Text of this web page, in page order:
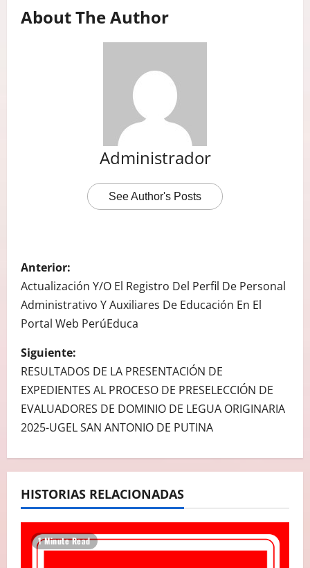
About The Author
Administrador
See Author's Posts
N
A
V
E
G
A
C
I
Ó
N
D
Anterior:
Actualización Y/o El Registro Del Perfil De Personal
Administrativo Y Auxiliares De Educación En El
Portal Web PerúEduca
Siguiente:
RESULTADOS DE LA PRESENTACIÓN DE
EXPEDIENTES AL PROCESO DE PRESELECCIÓN DE
EVALUADORES DE DOMINIO DE LEGUA ORIGINARIA
2025-UGEL SAN ANTONIO DE PUTINA
HISTORIAS RELACIONADAS
1 Minute Read